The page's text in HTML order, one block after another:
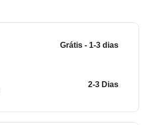
Grátis - 1-3 dias
2-3 Dias